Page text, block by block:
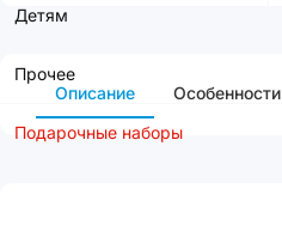
Детям
Прочее
Подарочные наборы
Описание Особенности